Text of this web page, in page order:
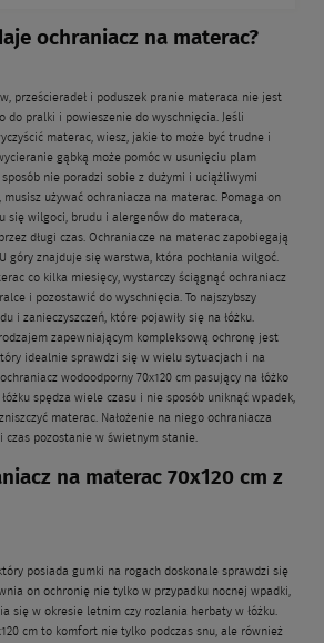
ochraniacz na materac?
prześcieradeł i poduszek pranie materaca nie jest
do pralki i powieszenie do wyschnięcia. Jeśli
materac, wiesz, jakie to może być trudne i
gąbką może pomóc w usunięciu plam
nie poradzi sobie z dużymi i uciążliwymi
musisz używać ochraniacza na materac. Pomaga on
się wilgoci, brudu i alergenów do materaca,
długi czas. Ochraniacze na materac zapobiegają
góry znajduje się warstwa, która pochłania wilgoć.
co kilka miesięcy, wystarczy ściągnąć ochraniacz
i pozostawić do wyschnięcia. To najszybszy
i zanieczyszczeń, które pojawiły się na łóżku.
zapewniającym kompleksową ochronę jest
idealnie sprawdzi się w wielu sytuacjach i na
wodoodporny 70x120 cm pasujący na łóżko
spędza wiele czasu i nie sposób uniknąć wpadek,
materac. Nałożenie na niego ochraniacza
czas pozostanie w świetnym stanie.
na materac 70x120 cm z
posiada gumki na rogach doskonale sprawdzi się
on ochronię nie tylko w przypadku nocnej wpadki,
się w okresie letnim czy rozlania herbaty w łóżku.
cm to komfort nie tylko podczas snu, ale również